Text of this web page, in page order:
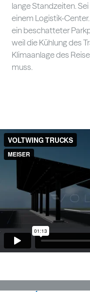
lange Standzeiten.
einem Logistik-
ein beschatteter
weil die Kühlung des
Klimaanlage des
muss.